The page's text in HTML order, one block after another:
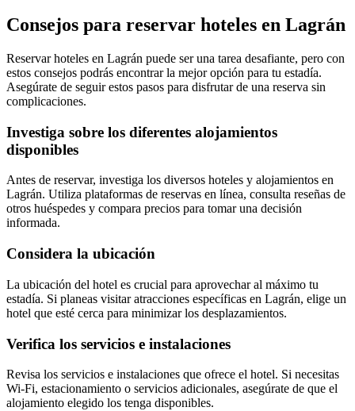
Consejos para reservar hoteles en Lagrán
Reservar hoteles en Lagrán puede ser una tarea desafiante, pero con
estos consejos podrás encontrar la mejor opción para tu estadía.
Asegúrate de seguir estos pasos para disfrutar de una reserva sin
complicaciones.
Investiga sobre los diferentes alojamientos
disponibles
Antes de reservar, investiga los diversos hoteles y alojamientos en
Lagrán. Utiliza plataformas de reservas en línea, consulta reseñas de
otros huéspedes y compara precios para tomar una decisión
informada.
Considera la ubicación
La ubicación del hotel es crucial para aprovechar al máximo tu
estadía. Si planeas visitar atracciones específicas en Lagrán, elige un
hotel que esté cerca para minimizar los desplazamientos.
Verifica los servicios e instalaciones
Revisa los servicios e instalaciones que ofrece el hotel. Si necesitas
Wi-Fi, estacionamiento o servicios adicionales, asegúrate de que el
alojamiento elegido los tenga disponibles.